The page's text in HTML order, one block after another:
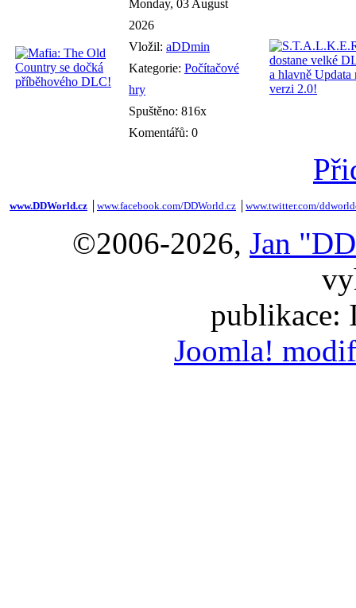
Monday, 03 August
2026
Vložil: aDDmin
Kategorie: Počítačové
hry
Spuštěno: 816x
Komentářů: 0
www.DDWorld.cz www.facebook.com/DDWorld.cz www.twitter.com/
©2006-2026, Jan
publikace:
Joomla!